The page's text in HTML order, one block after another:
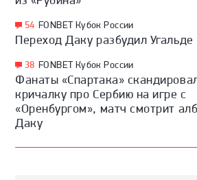
54 FONBET Кубок России
Переход Даку разбудил Угальде
38 FONBET Кубок России
Фанаты «Спартака»
кричалку про Сербию на игре с
«Оренбургом», матч смотрит
Даку